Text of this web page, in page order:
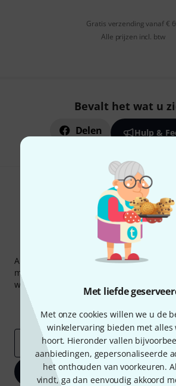
Met liefde
Met onze cookies willen we u de
winkelervaring bieden met alles
hoort. Hieronder vallen
aanbiedingen, gepersonaliseerde
het onthouden van voorkeuren.
vindt, ga dan eenvoudig akkoord
Gratis verzending vanaf €
Alle prijzen incl. btw
Bevalt het wat u
Delen Hulp &
Thomann
Abonneer u op de Thomann-nieuwsbrief
met een beetje geluk kunt u een van
waarde van
per stuk winnen!
Inspirerende bijdragen
Thomann-
E-Mail adres*
Registreer nu